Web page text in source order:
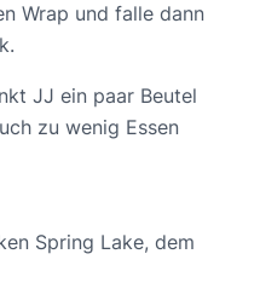
Wrap und falle dann
JJ ein paar Beutel
zu wenig Essen
Spring Lake, dem